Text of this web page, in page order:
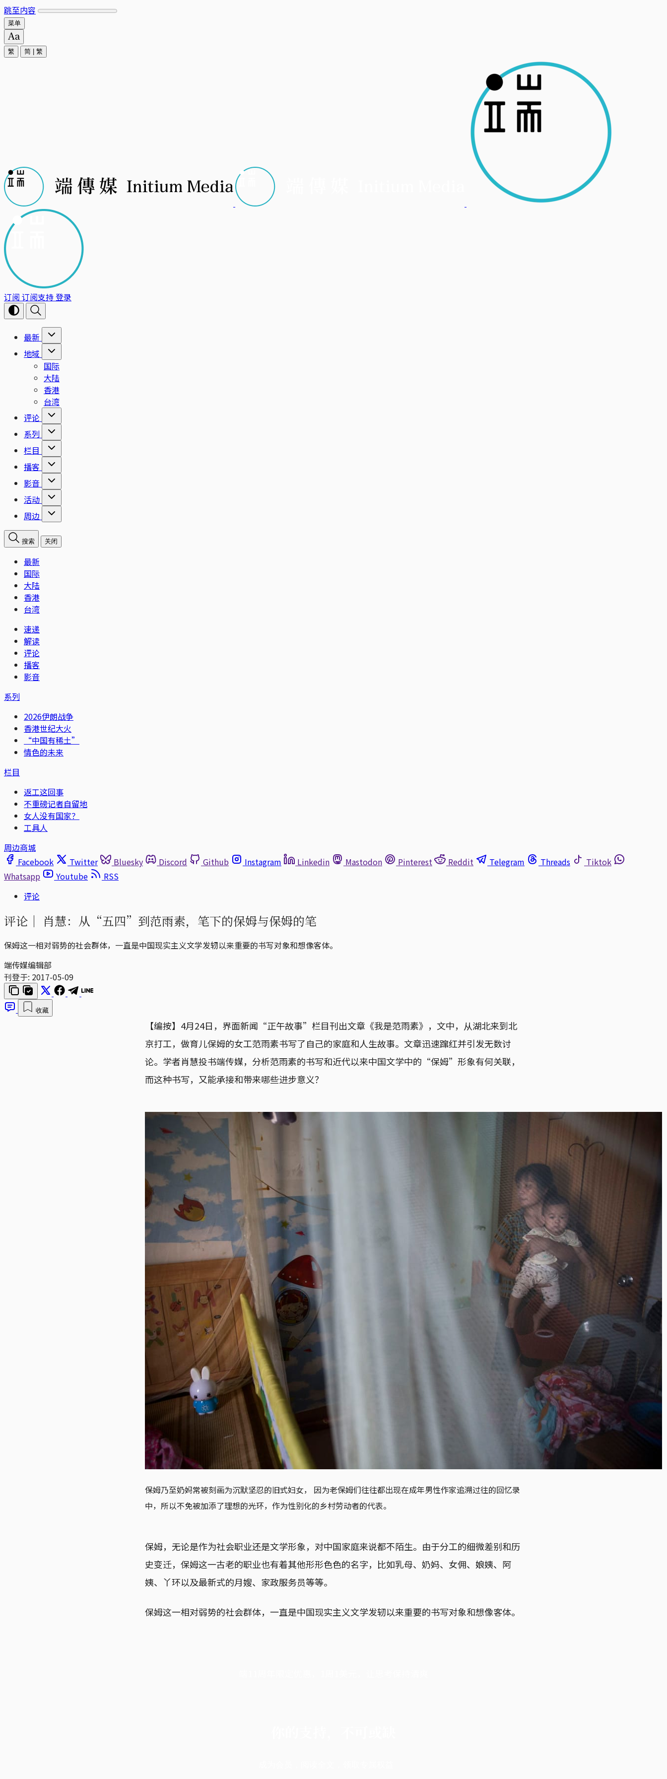
跳至内容
菜单
繁 简 繁
订阅 订阅支持登录
最新
地域
国际
大陆
香港
台湾
评论
系列
栏目
播客
影音
活动
周边
搜索 关闭
最新
国际
大陆
香港
台湾
速递
解读
评论
播客
影音
系列
2026伊朗战争
香港世纪大火
“中国有稀土”
情色的未来
栏目
返工这回事
不重磅记者自留地
女人没有国家？
工具人
周边商城
Facebook
Twitter Bluesky Discord Github Instagram Linkedin Mastodon Pinterest Reddit Telegram Threads
Tiktok
Whatsapp
Youtube
RSS
评论
评论｜ 肖慧：从“五四”到范雨素，笔下的保姆与保姆的笔
保姆这一相对弱势的社会群体，一直是中国现实主义文学发轫以来重要的书写对象和想像客体。
端传媒编辑部
刊登于: 2017-05-09
收藏
【编按】4月24日，界面新闻“正午故事”栏目刊出文章《我是范雨素》，文中，从湖北来到北
京打工，做育儿保姆的女工范雨素书写了自己的家庭和人生故事。文章迅速蹿红并引发无数讨
论。学者肖慧投书端传媒，分析范雨素的书写和近代以来中国文学中的“保姆”形象有何关联，
而这种书写，又能承接和带来哪些进步意义？
保姆乃至奶妈常被刻画为沉默坚忍的旧式妇女， 因为老保姆们往往都出现在成年男性作家追溯过往的回忆录
中，所以不免被加添了理想的光环，作为性别化的乡村劳动者的代表。
保姆，无论是作为社会职业还是文学形象，对中国家庭来说都不陌生。由于分工的细微差别和历
史变迁，保姆这一古老的职业也有着其他形形色色的名字，比如乳母、奶妈、女佣、娘姨、阿
姨、丫环以及最新式的月嫂、家政服务员等等。
保姆这一相对弱势的社会群体，一直是中国现实主义文学发轫以来重要的书写对象和想像客体。